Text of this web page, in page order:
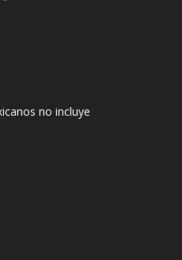
no incluye